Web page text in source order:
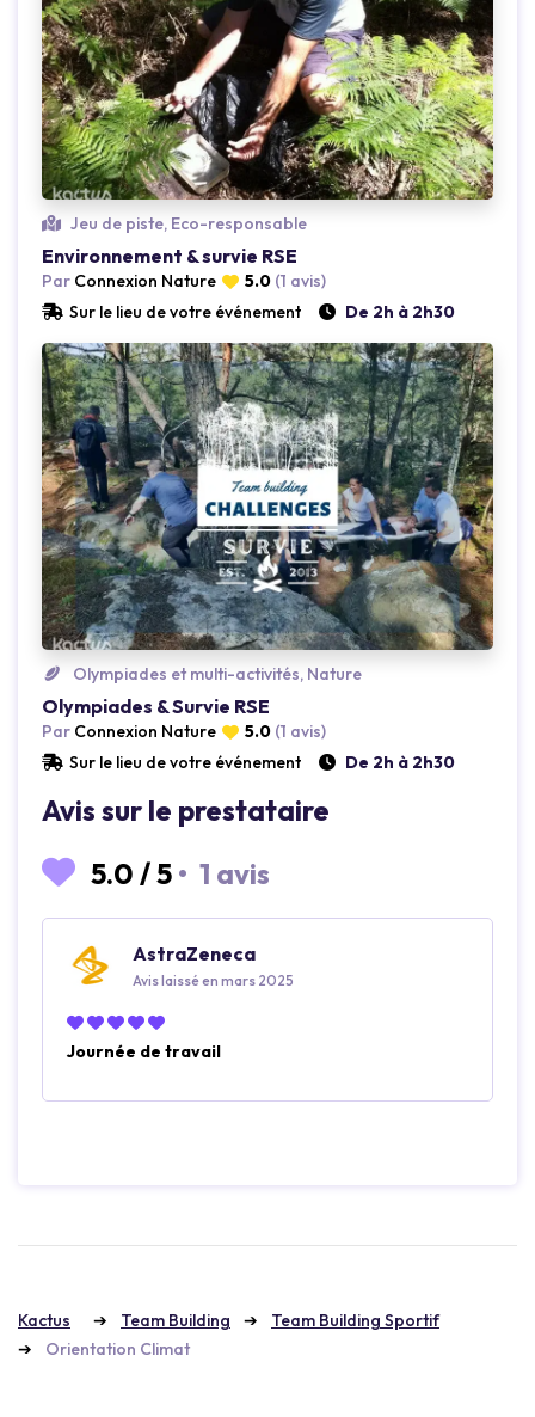
Loading...
Jeu de piste, Eco-responsable
Environnement & survie RSE
Par Connexion Nature 5.0 (1 avis)
Sur le lieu de votre événement
De 2h à 2h30
Loading...
Olympiades et multi-activités, Nature
Olympiades & Survie RSE
Par Connexion Nature 5.0 (1 avis)
Sur le lieu de votre événement
De 2h à 2h30
Avis sur le prestataire
5.0 /5 • 1 avis
AstraZeneca
Avis laissé en mars 2025
Journée de travail
Kactus Team Building
Team Building Sportif
Orientation Climat